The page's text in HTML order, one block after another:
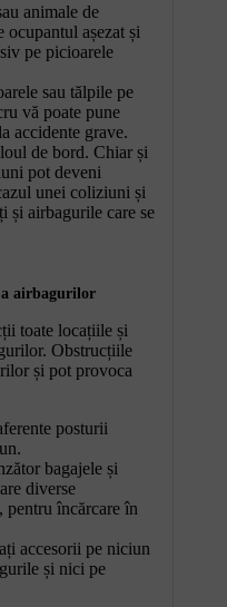
animale de
așezat și
pe picioarele
sau tălpile pe
vă poate pune
accidente grave.
de bord. Chiar și
pot deveni
unei coliziuni și
și airbagurile care se
airbagurilor
toate locațiile și
Obstrucțiile
și pot provoca
posturii
bagajele și
diverse
pentru încărcare în
accesorii pe niciun
și nici pe